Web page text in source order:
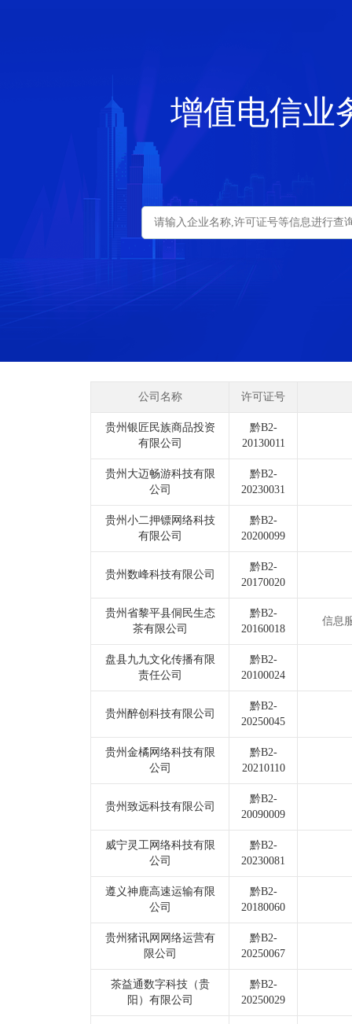
增值电信业
公司名称 许可证号
贵州银匠民族商品投资
有限公司
黔B2-
20130011
贵州大迈畅游科技有限
公司
黔B2-
20230031
贵州小二押镖网络科技
有限公司
黔B2-
20200099
贵州数峰科技有限公司
黔B2-
20170020
贵州省黎平县侗民生态
茶有限公司
黔B2-
20160018
信息
盘县九九文化传播有限
责任公司
黔B2-
20100024
贵州醉创科技有限公司
黔B2-
20250045
贵州金橘网络科技有限
公司
黔B2-
20210110
贵州致远科技有限公司
黔B2-
20090009
威宁灵工网络科技有限
公司
黔B2-
20230081
遵义神鹿高速运输有限
公司
黔B2-
20180060
贵州猪讯网网络运营有
限公司
黔B2-
20250067
茶益通数字科技（贵
阳）有限公司
黔B2-
20250029